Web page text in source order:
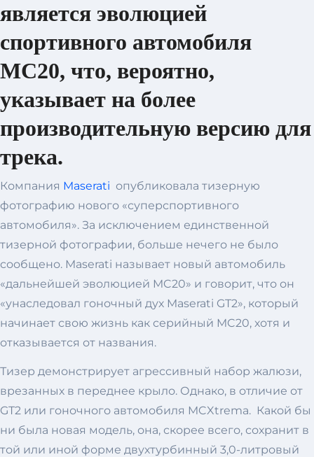
является эволюцией
спортивного автомобиля
MC20, что, вероятно,
указывает на более
производительную версию для
трека.
Компания Maserati опубликовала тизерную
фотографию нового «суперспортивного
автомобиля». За исключением единственной
тизерной фотографии, больше нечего не было
сообщено. Maserati называет новый автомобиль
«дальнейшей эволюцией MC20» и говорит, что он
«унаследовал гоночный дух Maserati GT2», который
начинает свою жизнь как серийный MC20, хотя и
отказывается от названия.
Тизер демонстрирует агрессивный набор жалюзи,
врезанных в переднее крыло. Однако, в отличие от
GT2 или гоночного автомобиля MCXtrema. Какой бы
ни была новая модель, она, скорее всего, сохранит в
той или иной форме двухтурбинный 3,0-литровый